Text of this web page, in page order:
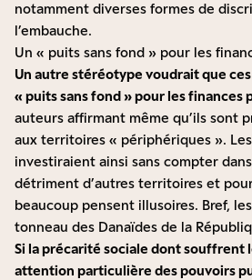
notamment diverses formes de
l’embauche.
Un « puits sans fond » pour les
Un autre stéréotype voudrait que
« puits sans fond » pour les finances
auteurs affirmant même qu’ils sont
aux territoires « périphériques ».
investiraient ainsi sans compter
détriment d’autres territoires et
beaucoup pensent illusoires. Bref,
tonneau des Danaïdes de la
Si la précarité sociale dont souffrent
attention particulière des pouvoirs